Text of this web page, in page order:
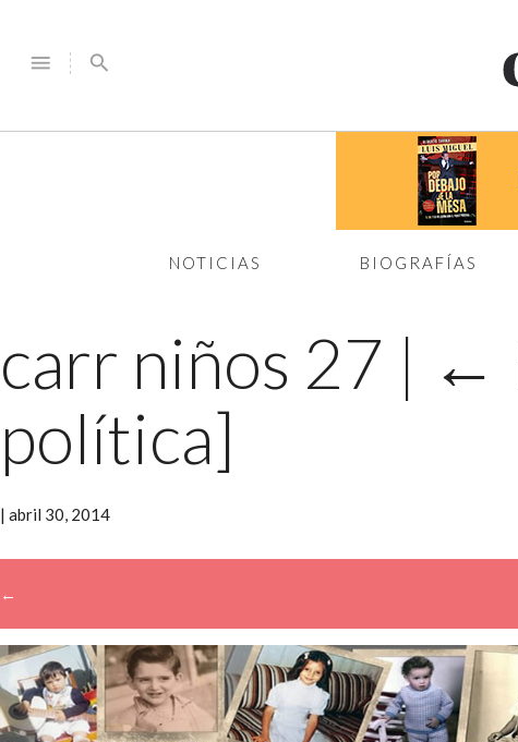
menu search
NOTICIAS BIOGRAFÍAS
carr niños 27 | ←
política]
| abril 30, 2014
←
→